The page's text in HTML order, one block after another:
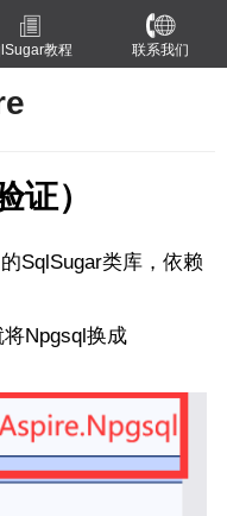
教程 联系我们
证）
SqlSugar类库，依赖
Npgsql换成